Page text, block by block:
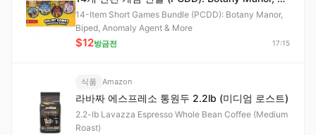
14-Item Short Games Bundle (PCDD): Botany Manor,
Biped, Anomaly Agent & More
$12방금전 17:15
식품 Amazon
라바짜 에스프레소 통원두 2.2lb (미디엄 로스트)
2.2-lb Lavazza Espresso Whole Bean Coffee (Medium
Roast)